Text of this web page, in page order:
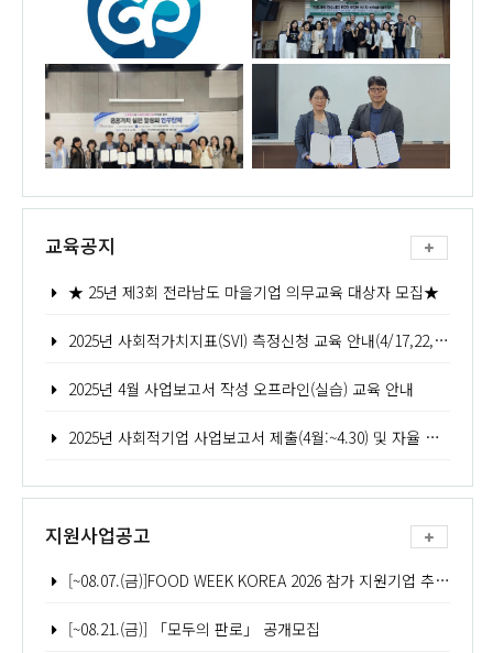
교육공지
★ 25년 제3회 전라남도 마을기업 의무교육 대상자 모집★
2025년 사회적가치지표(SVI) 측정신청 교육 안내(4/17,22,24,25,)
2025년 4월 사업보고서 작성 오프라인(실습) 교육 안내
2025년 사회적기업 사업보고서 제출(4월:~4.30) 및 자율 경영공시 안내
지원사업공고
[~08.07.(금)]FOOD WEEK KOREA 2026 참가 지원기업 추가모집 공고
[~08.21.(금)] 「모두의 판로」 공개모집